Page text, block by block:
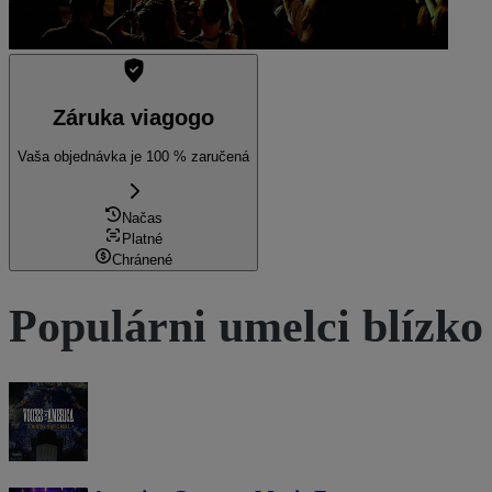
Záruka viagogo
Vaša objednávka je 100 % zaručená
Načas
Platné
Chránené
Populárni umelci blízko